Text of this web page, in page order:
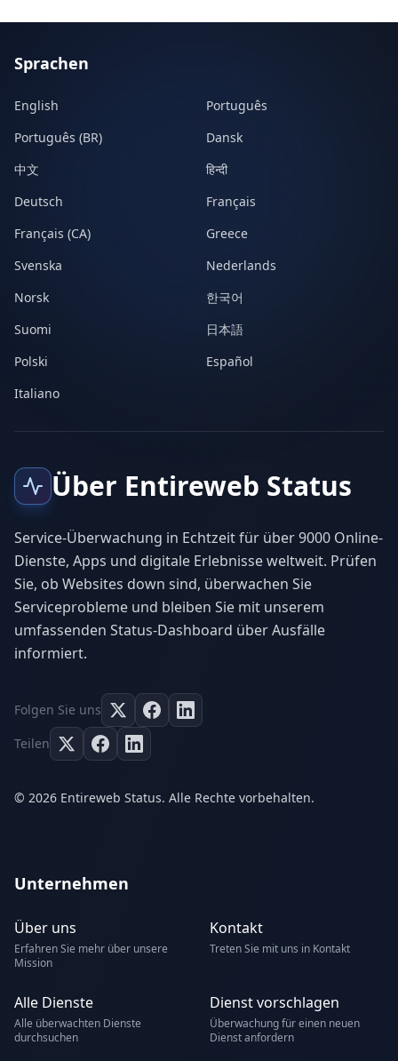
Sprachen
English
Português
Português (BR)
Dansk
中文
हिन्दी
Deutsch
Français
Français (CA)
Greece
Svenska
Nederlands
Norsk
한국어
Suomi
日本語
Polski
Español
Italiano
Über Entireweb Status
Service-Überwachung in Echtzeit für über 9000 Online-
Dienste, Apps und digitale Erlebnisse weltweit. Prüfen
Sie, ob Websites down sind, überwachen Sie
Serviceprobleme und bleiben Sie mit unserem
umfassenden Status-Dashboard über Ausfälle
informiert.
Folgen Sie uns
Teilen
© 2026 Entireweb Status. Alle Rechte vorbehalten.
Unternehmen
Über uns
Erfahren Sie mehr über unsere
Mission
Kontakt
Treten Sie mit uns in Kontakt
Alle Dienste
Alle überwachten Dienste
durchsuchen
Dienst vorschlagen
Überwachung für einen neuen
Dienst anfordern